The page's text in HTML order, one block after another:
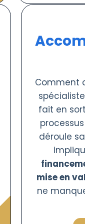
Comment
fait en
déroule
mise en
ne